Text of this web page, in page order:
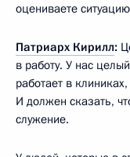
оцениваете
Патриарх Кирилл:
в работу. У нас
работает в
И должен сказать,
служение.